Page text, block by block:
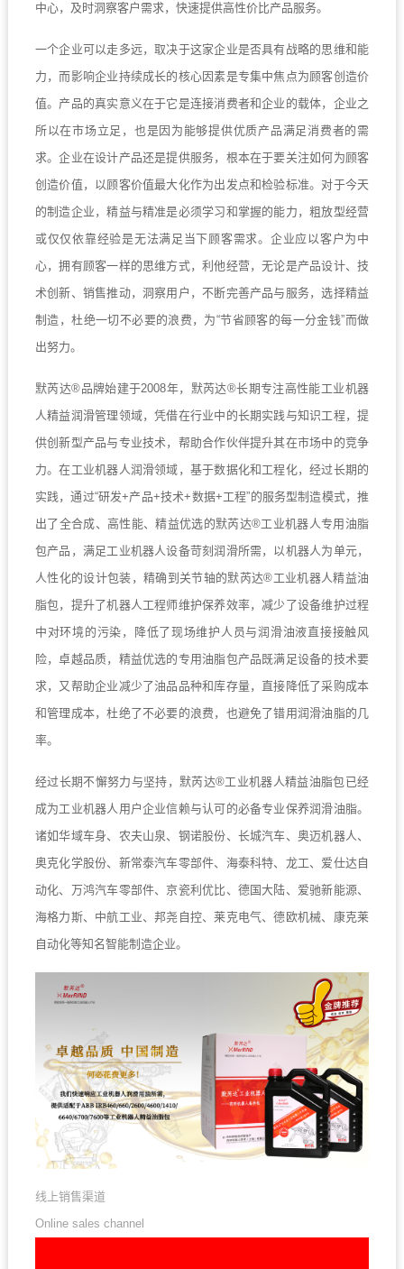
中心，及时洞察客户需求，快速提供高性价比产品服务。
一个企业可以走多远，取决于这家企业是否具有战略的思维和能
力，而影响企业持续成长的核心因素是专集中焦点为顾客创造价
值。产品的真实意义在于它是连接消费者和企业的载体，企业之
所以在市场立足，也是因为能够提供优质产品满足消费者的需
求。企业在设计产品还是提供服务，根本在于要关注如何为顾客
创造价值，以顾客价值最大化作为出发点和检验标准。对于今天
的制造企业，精益与精准是必须学习和掌握的能力，粗放型经营
或仅仅依靠经验是无法满足当下顾客需求。企业应以客户为中
心，拥有顾客一样的思维方式，利他经营，无论是产品设计、技
术创新、销售推动，洞察用户，不断完善产品与服务，选择精益
制造，杜绝一切不必要的浪费，为“节省顾客的每一分金钱”而做
出努力。
默芮达®品牌始建于2008年，默芮达®长期专注高性能工业机器
人精益润滑管理领域，凭借在行业中的长期实践与知识工程，提
供创新型产品与专业技术，帮助合作伙伴提升其在市场中的竞争
力。在工业机器人润滑领域，基于数据化和工程化，经过长期的
实践，通过“研发+产品+技术+数据+工程”的服务型制造模式，推
出了全合成、高性能、精益优选的默芮达®工业机器人专用油脂
包产品，满足工业机器人设备苛刻润滑所需，以机器人为单元，
人性化的设计包装，精确到关节轴的默芮达®工业机器人精益油
脂包，提升了机器人工程师维护保养效率，减少了设备维护过程
中对环境的污染，降低了现场维护人员与润滑油液直接接触风
险，卓越品质，精益优选的专用油脂包产品既满足设备的技术要
求，又帮助企业减少了油品品种和库存量，直接降低了采购成本
和管理成本，杜绝了不必要的浪费，也避免了错用润滑油脂的几
率。
经过长期不懈努力与坚持，默芮达®工业机器人精益油脂包已经
成为工业机器人用户企业信赖与认可的必备专业保养润滑油脂。
诸如华域车身、农夫山泉、钢诺股份、长城汽车、奥迈机器人、
奥克化学股份、新常泰汽车零部件、海泰科特、龙工、爱仕达自
动化、万鸿汽车零部件、京瓷利优比、德国大陆、爱驰新能源、
海格力斯、中航工业、邦尧自控、莱克电气、德欧机械、康克莱
自动化等知名智能制造企业。
线上销售渠道
Online sales channel